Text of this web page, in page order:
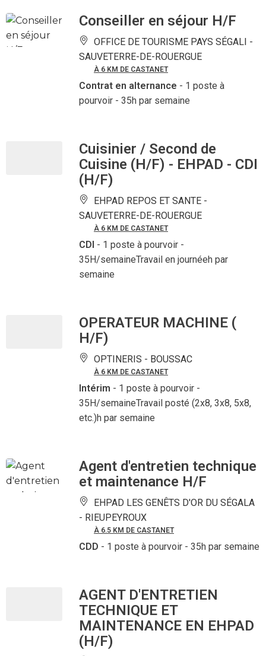
Conseiller en séjour H/F
OFFICE DE TOURISME PAYS SÉGALI -
SAUVETERRE-DE-ROUERGUE
À 6 KM DE CASTANET
Contrat en alternance - 1 poste à
pourvoir - 35h par semaine
Cuisinier / Second de
Cuisine (H/F) - EHPAD - CDI
(H/F)
EHPAD REPOS ET SANTE -
SAUVETERRE-DE-ROUERGUE
À 6 KM DE CASTANET
CDI - 1 poste à pourvoir -
35H/semaineTravail en journéeh par
semaine
OPERATEUR MACHINE (
H/F)
OPTINERIS - BOUSSAC
À 6 KM DE CASTANET
Intérim - 1 poste à pourvoir -
35H/semaineTravail posté (2x8, 3x8, 5x8,
etc.)h par semaine
Agent d'entretien technique
et maintenance H/F
EHPAD LES GENÊTS D'OR DU SÉGALA
- RIEUPEYROUX
À 6.5 KM DE CASTANET
CDD - 1 poste à pourvoir - 35h par semaine
AGENT D'ENTRETIEN
TECHNIQUE ET
MAINTENANCE EN EHPAD
(H/F)